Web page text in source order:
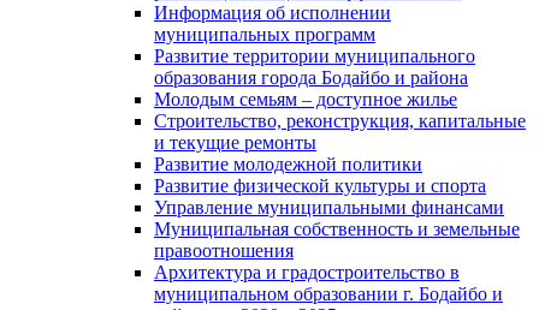
Информация об исполнении
муниципальных программ
Развитие территории муниципального
образования города Бодайбо и района
Молодым семьям – доступное жилье
Строительство, реконструкция, капитальные
и текущие ремонты
Развитие молодежной политики
Развитие физической культуры и спорта
Управление муниципальными финансами
Муниципальная собственность и земельные
правоотношения
Архитектура и градостроительство в
муниципальном образовании г. Бодайбо и